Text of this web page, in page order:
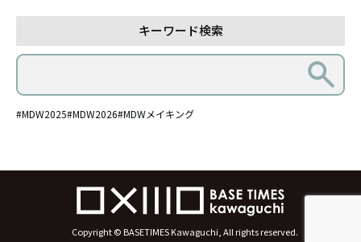
キーワード検索
#MDW2025#MDW2026#MDWメイキング
Copyright © BASETIMES Kawaguchi, All rights reserved.